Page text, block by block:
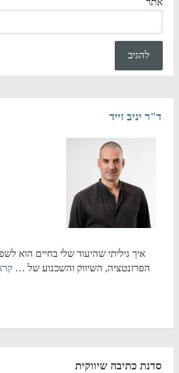
ד"ר יניב זייד
איך גיליתי שהיעוד שלי בחיים הוא
הפרזנטציה, השיווק והשכנוע של …
סדנת כתיבה שיווקית